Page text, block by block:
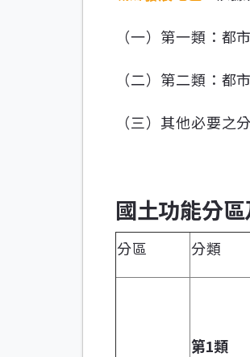
（一）第一類：都
（二）第二類：都
（三）其他必要之
國土功能分
分區 分類
第1類